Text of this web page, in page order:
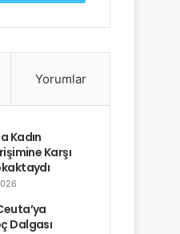
Yorumlar
Kadın
Karşı
Dalgası